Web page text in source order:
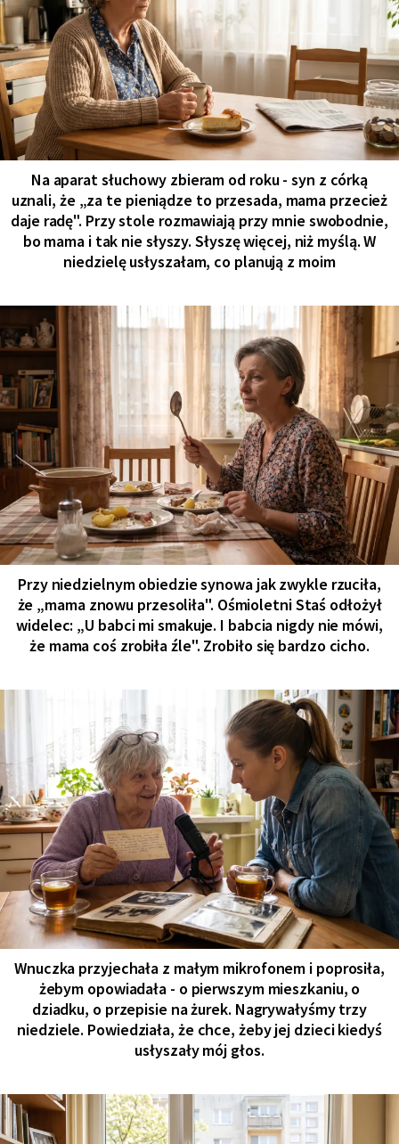
Na aparat słuchowy zbieram od roku - syn z córką
uznali, że „za te pieniądze to przesada, mama przecież
daje radę". Przy stole rozmawiają przy mnie swobodnie,
bo mama i tak nie słyszy. Słyszę więcej, niż myślą. W
niedzielę usłyszałam, co planują z moim
Przy niedzielnym obiedzie synowa jak zwykle rzuciła,
że „mama znowu przesoliła". Ośmioletni Staś odłożył
widelec: „U babci mi smakuje. I babcia nigdy nie mówi,
że mama coś zrobiła źle". Zrobiło się bardzo cicho.
Wnuczka przyjechała z małym mikrofonem i poprosiła,
żebym opowiadała - o pierwszym mieszkaniu, o
dziadku, o przepisie na żurek. Nagrywałyśmy trzy
niedziele. Powiedziała, że chce, żeby jej dzieci kiedyś
usłyszały mój głos.